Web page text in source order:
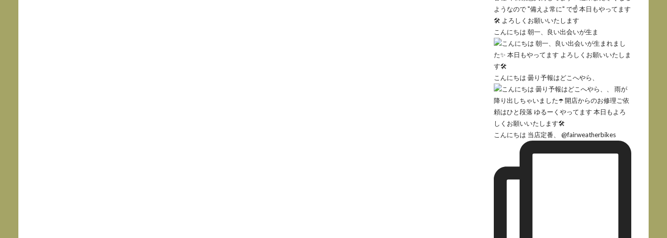
こんにちは 朝一、良い出会いが生ま
こんにちは 曇り予報はどこへやら、
こんにちは 当店定番、 @fairweatherbikes